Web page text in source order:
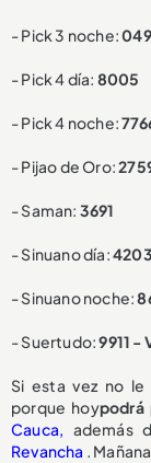
- Pick 3 noche:049
- Pick 4 día: 8005
- Pick 4 noche:
- Pijao de Oro:
- Saman: 3691
- Sinuano día:
- Sinuano noche:
- Suertudo:9911 -
Si esta vez no le
porque hoypodrá
Cauca, además
Revancha .